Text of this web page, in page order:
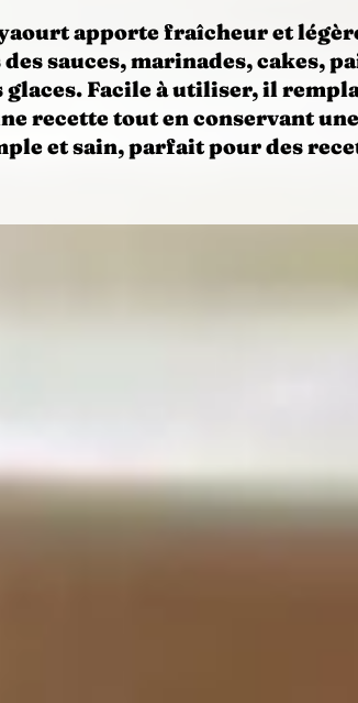
apportefraîcheuret
des sauces, marinades, cakes,
glaces. Facile à utiliser, il
recette tout en conservant
et sain, parfait pour des